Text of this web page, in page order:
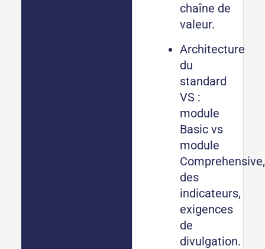
chaîne de
valeur.
Architecture
du
standard
VS :
module
Basic vs
module
des
indicateurs,
exigences
de
divulgation.